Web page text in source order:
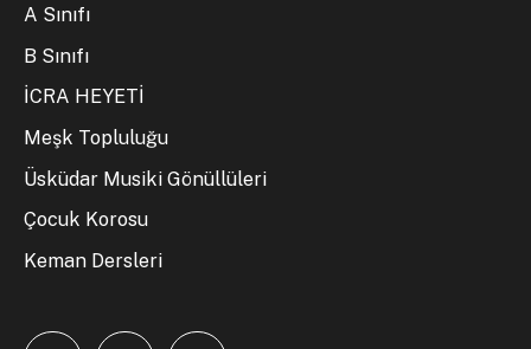
A Sınıfı
B Sınıfı
İCRA HEYETİ
Meşk Topluluğu
Üsküdar Musiki Gönüllüleri
Çocuk Korosu
Keman Dersleri